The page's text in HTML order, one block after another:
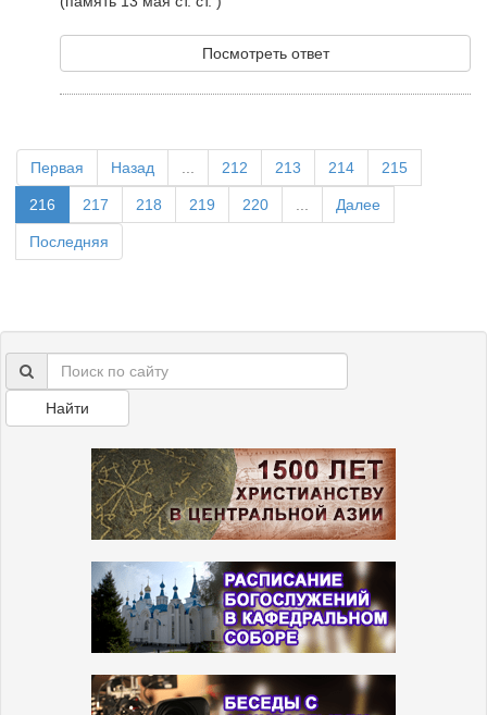
Посмотреть ответ
Первая Назад 212 213 214 215
216 217 218 219 220 Далее
Последняя
Найти